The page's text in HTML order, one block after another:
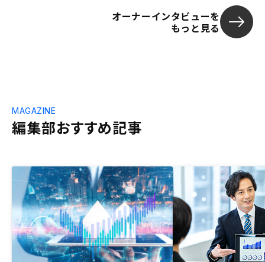
オーナーインタビューを
もっと見る
編集部おすすめ記事
MAGAZINE